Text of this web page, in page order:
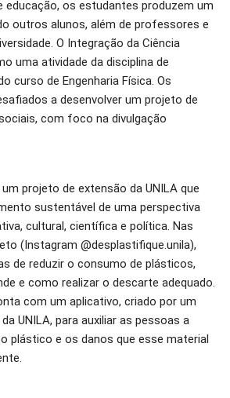
educação, os estudantes produzem um
outros alunos, além de professores e
O Integração da Ciência
uma atividade da disciplina de
curso de Engenharia Física. Os
a desenvolver um projeto de
com foco na divulgação
projeto de extensão da UNILA que
sustentável de uma perspectiva
cultural, científica e política. Nas
(Instagram @desplastifique.unila),
de reduzir o consumo de plásticos,
e como realizar o descarte adequado.
com um aplicativo, criado por um
UNILA, para auxiliar as pessoas a
plástico e os danos que esse material